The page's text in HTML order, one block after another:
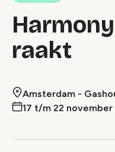
raakt
Amsterdam -
17 t/m 22 november